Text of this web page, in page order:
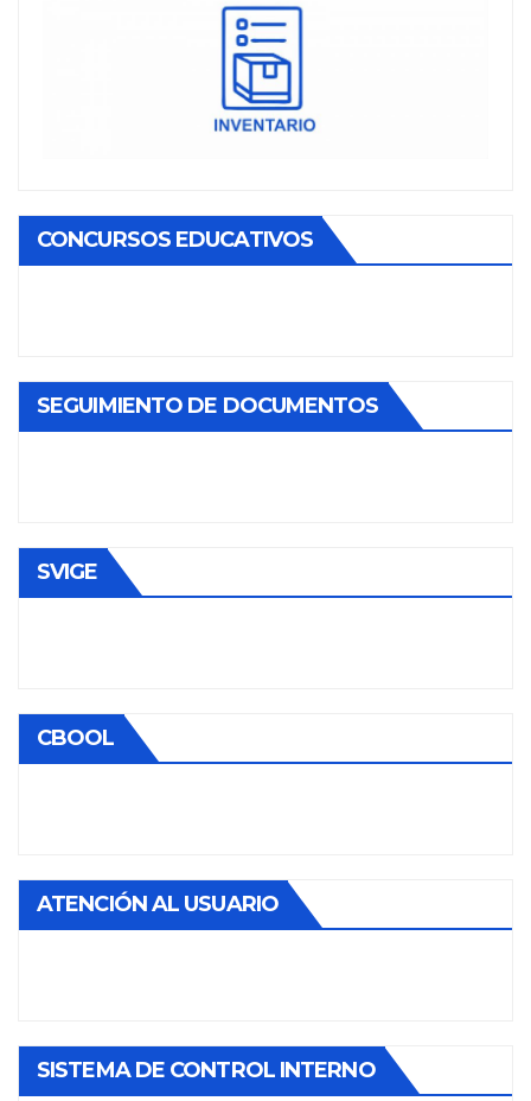
CONCURSOS EDUCATIVOS
SEGUIMIENTO DE DOCUMENTOS
SVIGE
CBOOL
ATENCIÓN AL USUARIO
SISTEMA DE CONTROL INTERNO